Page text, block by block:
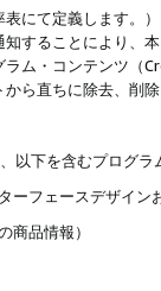
にて定義します。
することにより、
ム・コンテンツ（
ら直ちに除去、削
以下を含むプログ
ーフェースデザイ
商品情報）